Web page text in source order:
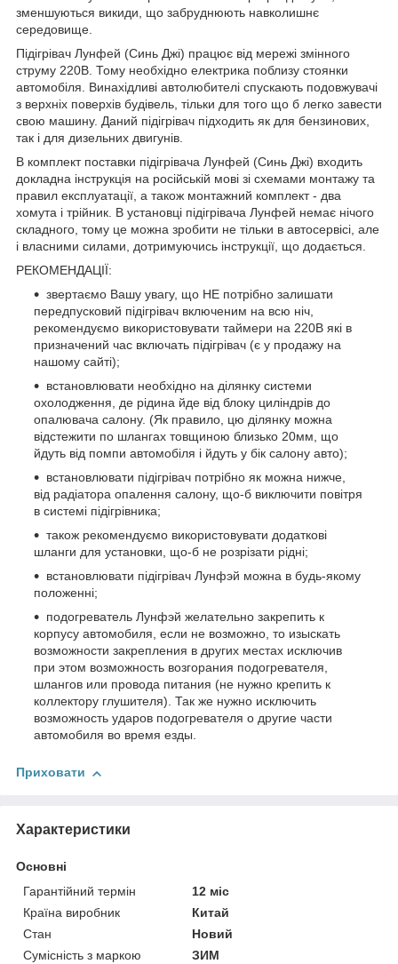
зменшуються викиди, що забруднюють навколишнє
середовище.
Підігрівач Лунфей (Синь Джі) працює від мережі змінного
струму 220В. Тому необхідно електрика поблизу стоянки
автомобіля. Винахідливі автолюбителі спускають подовжувачі
з верхніх поверхів будівель, тільки для того що б легко завести
свою машину. Даний підігрівач підходить як для бензинових,
так і для дизельних двигунів.
В комплект поставки підігрівача Лунфей (Синь Джі) входить
докладна інструкція на російській мові зі схемами монтажу та
правил експлуатації, а також монтажний комплект - два
хомута і трійник. В установці підігрівача Лунфей немає нічого
складного, тому це можна зробити не тільки в автосервісі, але
і власними силами, дотримуючись інструкції, що додається.
РЕКОМЕНДАЦІЇ:
звертаємо Вашу увагу, що НЕ потрібно залишати
передпусковий підігрівач включеним на всю ніч,
рекомендуємо використовувати таймери на 220В які в
призначений час включать підігрівач (є у продажу на
нашому сайті);
встановлювати необхідно на ділянку системи
охолодження, де рідина йде від блоку циліндрів до
опалювача салону. (Як правило, цю ділянку можна
відстежити по шлангах товщиною близько 20мм, що
йдуть від помпи автомобіля і йдуть у бік салону авто);
встановлювати підігрівач потрібно як можна нижче,
від радіатора опалення салону, що-б виключити повітря
в системі підігрівника;
також рекомендуємо використовувати додаткові
шланги для установки, що-б не розрізати рідні;
встановлювати підігрівач Лунфэй можна в будь-якому
положенні;
подогреватель Лунфэй желательно закрепить к
корпусу автомобиля, если не возможно, то изыскать
возможности закрепления в других местах исключив
при этом возможность возгорания подогревателя,
шлангов или провода питания (не нужно крепить к
коллектору глушителя). Так же нужно исключить
возможность ударов подогревателя о другие части
автомобиля во время езды.
Приховати
Характеристики
Основні
Гарантійний термін
12 міс
Країна виробник
Китай
Стан
Новий
Сумісність з маркою
ЗИМ